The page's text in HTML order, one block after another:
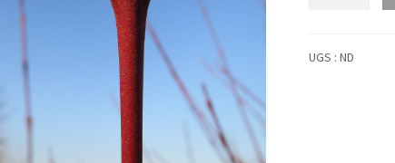
UGS : ND